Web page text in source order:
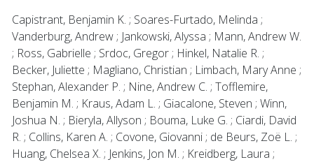
Capistrant, Benjamin K. ; Soares-Furtado, Melinda ;
Vanderburg, Andrew ; Jankowski, Alyssa ; Mann, Andrew W.
; Ross, Gabrielle ; Srdoc, Gregor ; Hinkel, Natalie R. ;
Becker, Juliette ; Magliano, Christian ; Limbach, Mary Anne ;
Stephan, Alexander P. ; Nine, Andrew C. ; Tofflemire,
Benjamin M. ; Kraus, Adam L. ; Giacalone, Steven ; Winn,
Joshua N. ; Bieryla, Allyson ; Bouma, Luke G. ; Ciardi, David
R. ; Collins, Karen A. ; Covone, Giovanni ; de Beurs, Zoë L. ;
Huang, Chelsea X. ; Jenkins, Jon M. ; Kreidberg, Laura ;